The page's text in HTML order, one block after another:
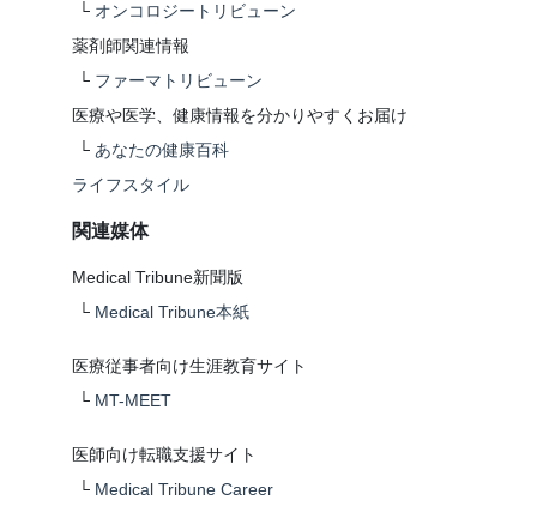
└ オンコロジートリビューン
薬剤師関連情報
└ ファーマトリビューン
医療や医学、健康情報を分かりやすくお届け
└ あなたの健康百科
ライフスタイル
関連媒体
Medical Tribune新聞版
└ Medical Tribune本紙
医療従事者向け生涯教育サイト
└ MT-MEET
医師向け転職支援サイト
└ Medical Tribune Career